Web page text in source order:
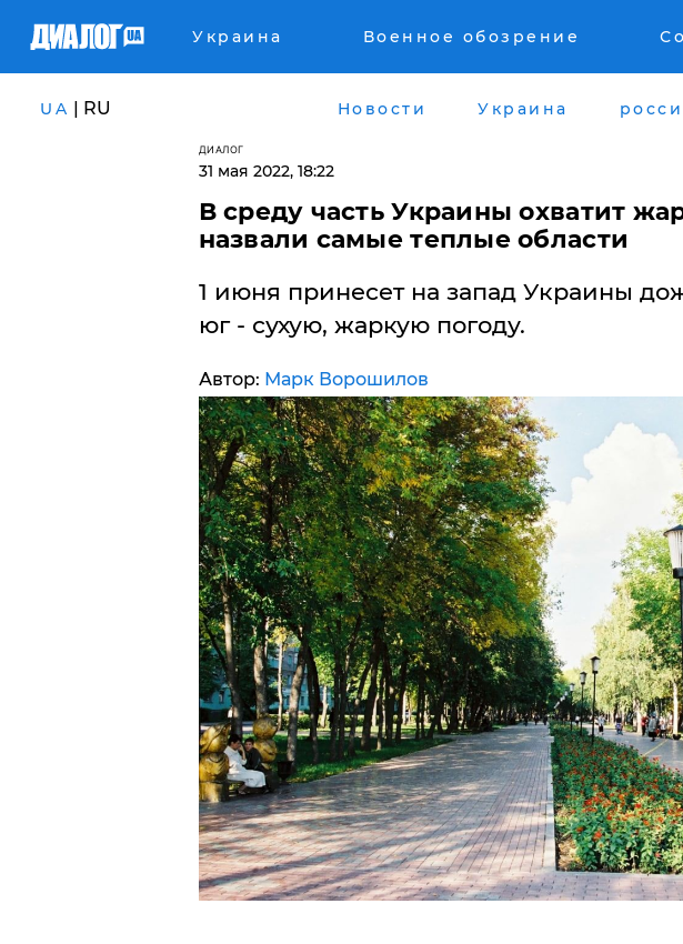
Украина Военное обозрение
UA | RU Новости Украина
ДИАЛОГ
31 мая 2022, 18:22
В среду часть Украины охватит
назвали самые теплые области
1 июня принесет на запад Украины
юг - сухую, жаркую погоду.
Автор: Марк Ворошилов